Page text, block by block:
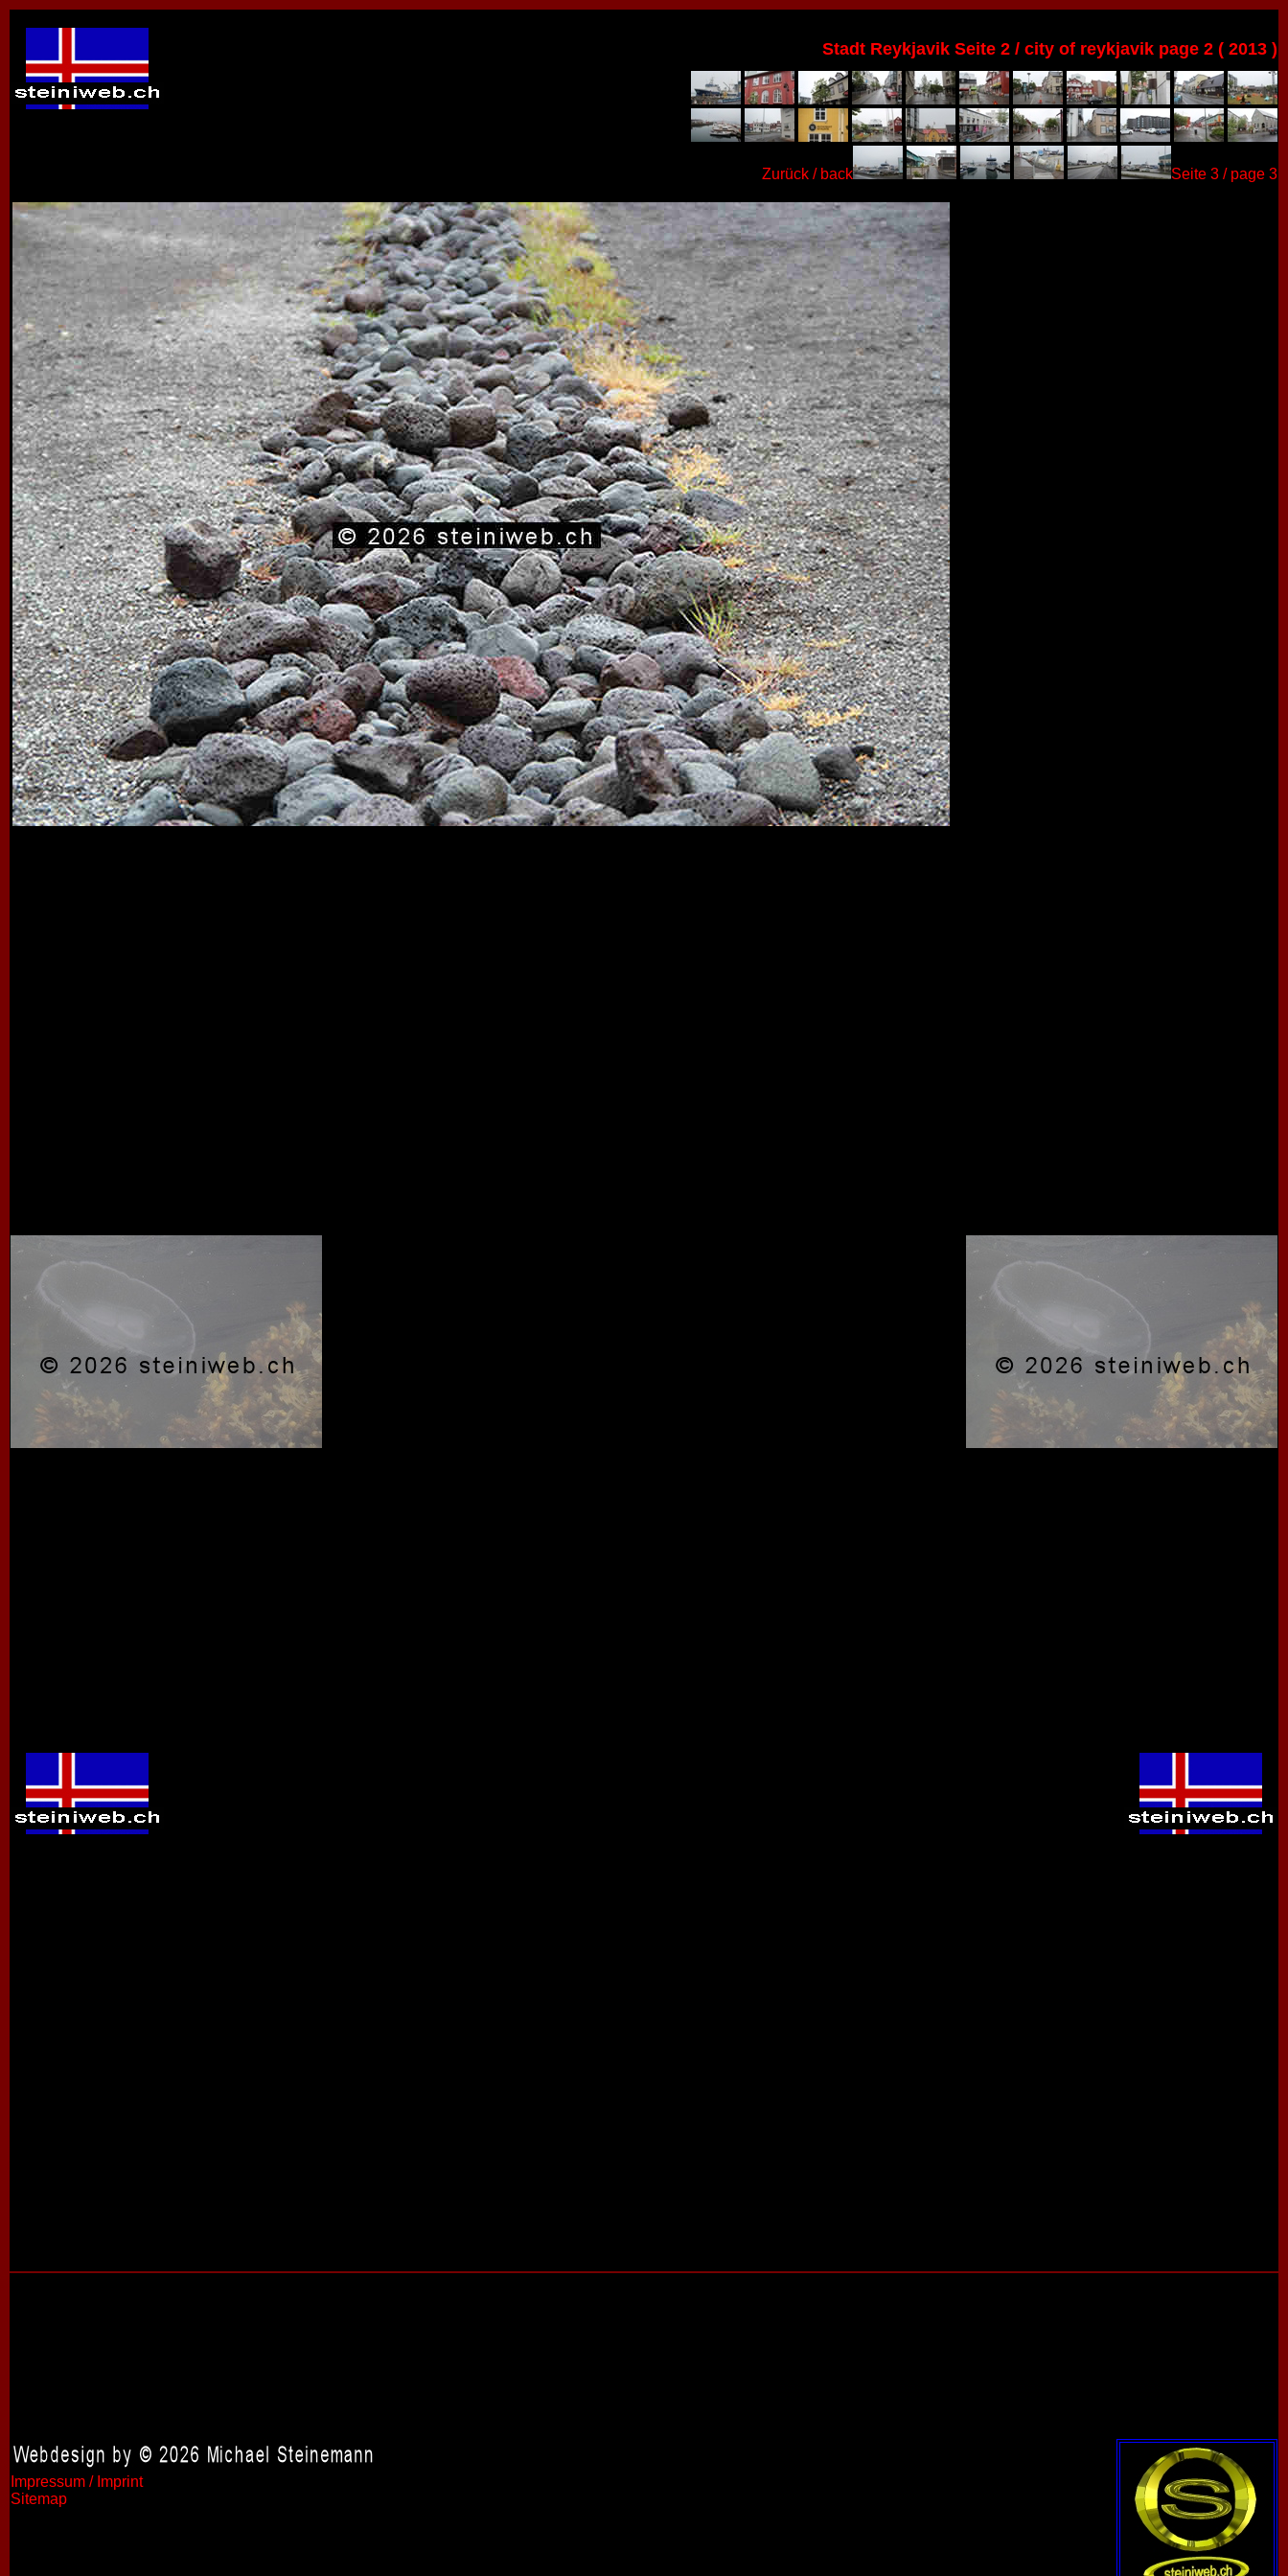
Stadt Reykjavik Seite 2 / city of reykjavik page 2 ( 2013 )
Zurück / back Seite 3 / page 3
Impressum / Imprint
Sitemap